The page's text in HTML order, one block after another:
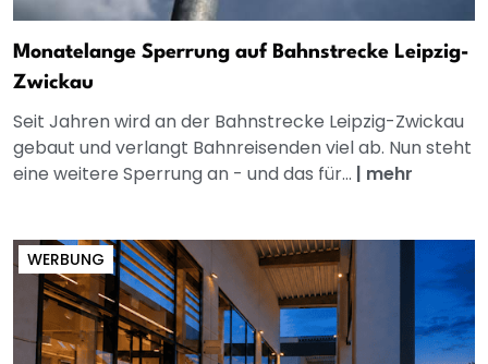
Monatelange Sperrung auf Bahnstrecke Leipzig-
Zwickau
Seit Jahren wird an der Bahnstrecke Leipzig-Zwickau
gebaut und verlangt Bahnreisenden viel ab. Nun steht
eine weitere Sperrung an - und das für... | mehr
WERBUNG